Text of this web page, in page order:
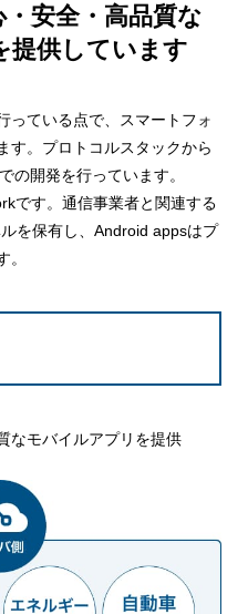
安全・高品質な
提供しています
っている点で、スマートフォ
す。プロトコルスタックから
の開発を行っています。
です。通信事業者と関連する
を保有し、Android appsはプ
なモバイルアプリを提供